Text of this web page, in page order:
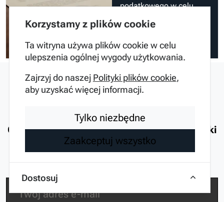
Korzystamy z plików cookie
Ta witryna używa plików cookie w celu
ulepszenia ogólnej wygody użytkowania.
Zajrzyj do naszej Polityki plików cookie,
aby uzyskać więcej informacji.
Tylko niezbędne
Zaakceptuj wszystko
Dostosuj
podatkowego w celu
firmowych.
Analityk Anna5 miesięcy temu
Obiecujemy dbać o czystość Twojej skrzynki
odbiorczej